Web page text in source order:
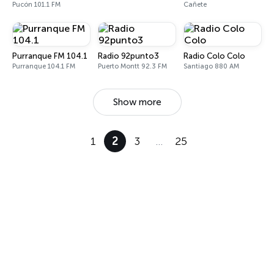
Pucón 101.1 FM Cañete
Purranque FM 104.1
Purranque 104.1 FM
Radio 92punto3
Puerto Montt 92.3 FM
Radio Colo Colo
Santiago 880 AM
Show more
1 2 3 … 25